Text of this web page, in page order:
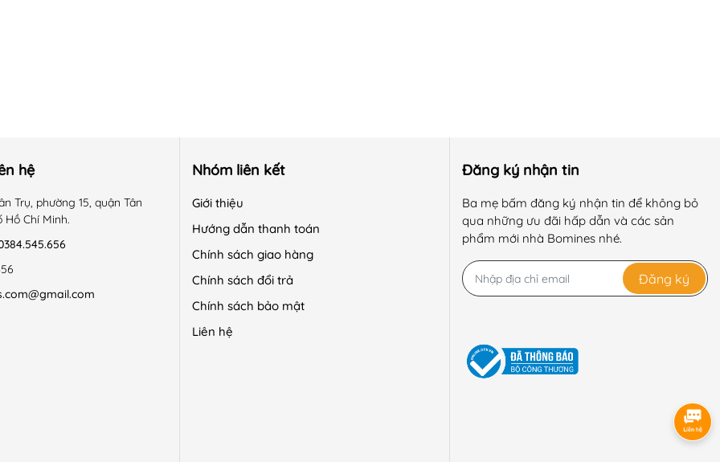
hệ
Trụ, phường 15, quận Tân
Hồ Chí Minh.
Nhóm liên kết
Giới thiệu
Hướng dẫn thanh toán
Chính sách giao hàng
Chính sách đổi trả
Chính sách bảo mật
Liên hệ
Đăng ký nhận tin
Ba mẹ bấm đăng ký nhận tin để không bỏ
qua những ưu đãi hấp dẫn và các sản
phẩm mới nhà Bomines nhé.
Đăng ký